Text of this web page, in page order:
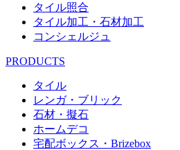
タイル照合
タイル加工・石材加工
コンシェルジュ
PRODUCTS
タイル
レンガ・ブリック
石材・擬石
ホームデコ
宅配ボックス・Brizebox